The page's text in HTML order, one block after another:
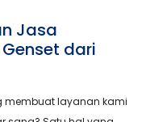
Jasa
dari
membuat layanan kami